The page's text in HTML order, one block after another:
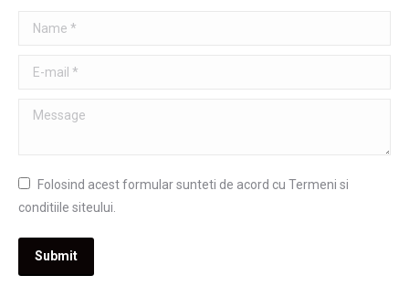
Name *
E-mail *
Message
Folosind acest formular sunteti de acord cu Termeni si
conditiile siteului.
Submit